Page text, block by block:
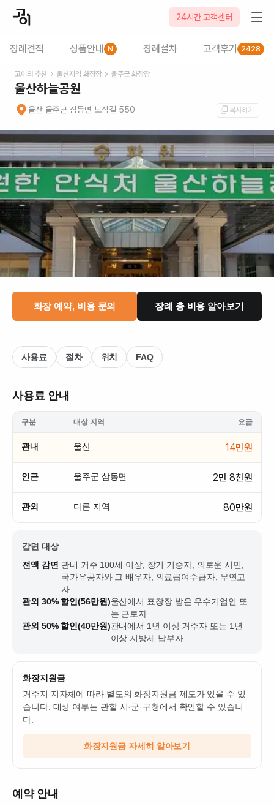
24시간 고객센터
장례견적 상품안내 N 장례절차 고객후기 2428
고이의 추천 울산지역 화장장 울주군 화장장
울산하늘공원
울산 울주군 삼동면 보삼길 550 복사하기
화장 예약, 비용 문의 장례 총 비용 알아보기
사용료 절차 위치 FAQ
사용료 안내
구분 대상 지역 요금
관내 울산 14만원
인근 울주군 삼동면 2만 8천원
관외 다른 지역 80만원
감면 대상
전액 감면 관내 거주 100세 이상, 장기 기증자, 의로운 시민,
국가유공자와 그 배우자, 의료급여수급자, 무연고
자
관외 30% 할인(56만원)울산에서 표창장 받은 우수기업인 또
는 근로자
관외 50% 할인(40만원)관내에서 1년 이상 거주자 또는 1년
이상 지방세 납부자
화장지원금
거주지 지자체에 따라 별도의 화장지원금 제도가 있을 수 있
습니다. 대상 여부는 관할 시·군·구청에서 확인할 수 있습니
다.
화장지원금 자세히 알아보기
예약 안내